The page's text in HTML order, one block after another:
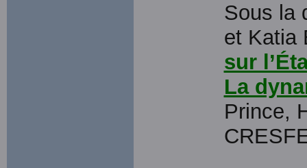
Sous la
et Katia
sur
La
Prince,